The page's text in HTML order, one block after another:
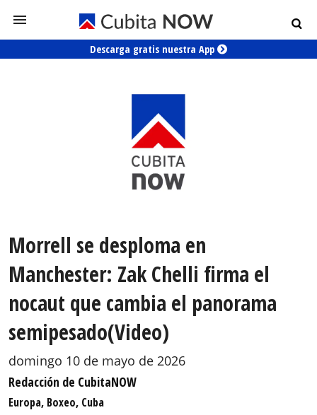
Descarga gratis nuestra App
Morrell se desploma en
Manchester: Zak Chelli firma el
nocaut que cambia el panorama
semipesado(Video)
domingo 10 de mayo de 2026
Redacción de CubitaNOW
Europa, Boxeo, Cuba